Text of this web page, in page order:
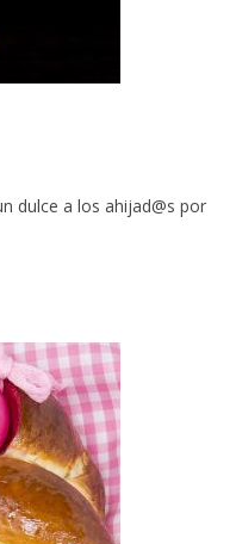
dulce a los ahijad@s por